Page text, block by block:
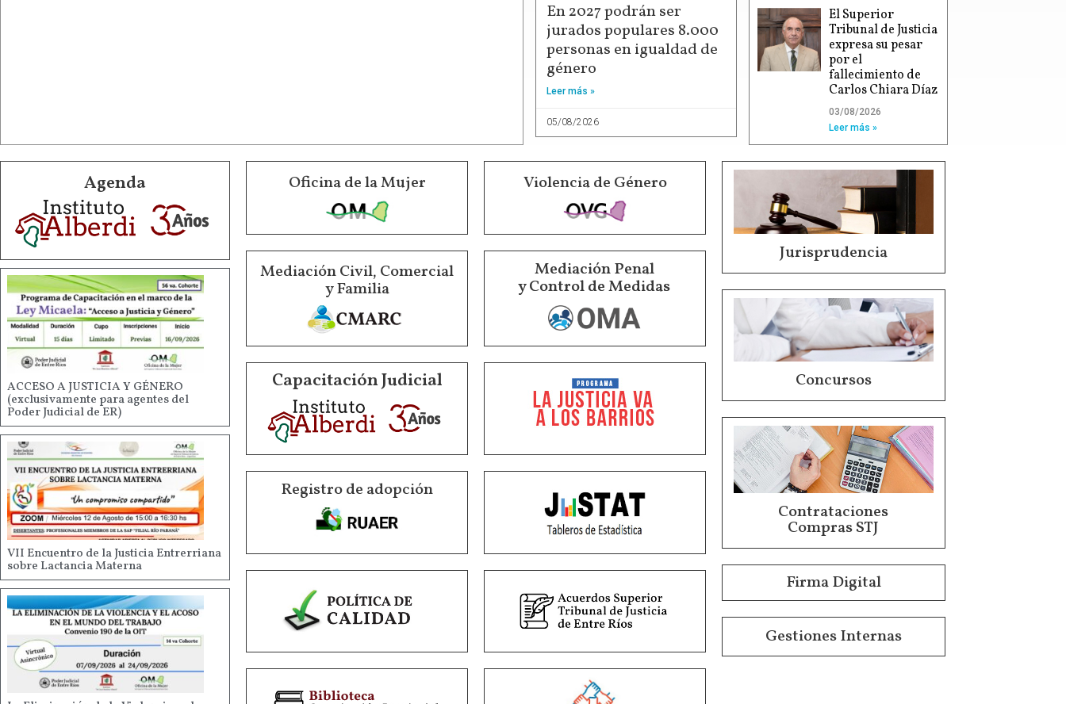
En 2027 podrán ser
jurados populares 8.000
personas en igualdad de
género
Leer más »
05/08/2026
El Superior
Tribunal de Justicia
expresa su pesar
por el
fallecimiento de
Carlos Chiara Díaz
03/08/2026
Leer más »
Agenda
ACCESO A JUSTICIA Y GÉNERO
(exclusivamente para agentes del
Poder Judicial de ER)
VII Encuentro de la Justicia Entrerriana
sobre Lactancia Materna
Oficina de la Mujer Violencia de Género
Mediación Civil, Comercial
y Familia
Mediación Penal
y Control de Medidas
Capacitación Judicial
Registro de adopción
Jurisprudencia
Concursos
Contrataciones
Compras STJ
Firma Digital
Gestiones Internas